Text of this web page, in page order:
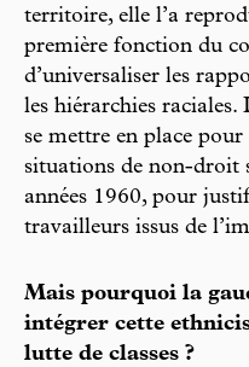
territoire, elle l’a
première fonction du
d’universaliser les
les hiérarchies
se mettre en place pour
situations de non-droit
années 1960, pour
travailleurs issus de
Mais pourquoi la
intégrer cette
lutte de classes ?